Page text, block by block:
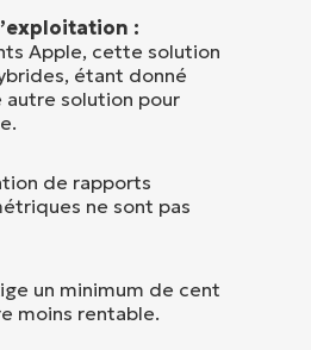
:
Apple, cette solution
étant donné
autre solution pour
de rapports
ne sont pas
un minimum de cent
moins rentable.